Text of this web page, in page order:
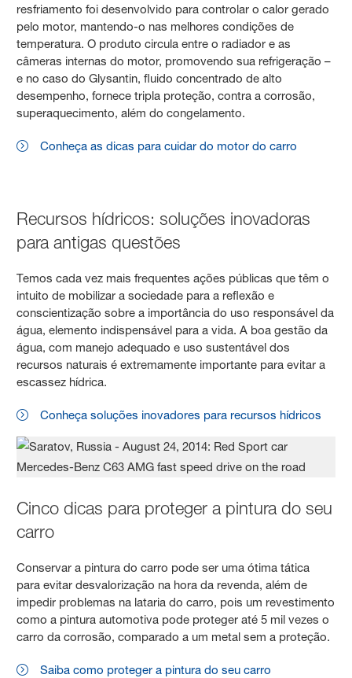
resfriamento foi desenvolvido para controlar o calor gerado
pelo motor, mantendo-o nas melhores condições de
temperatura. O produto circula entre o radiador e as
câmeras internas do motor, promovendo sua refrigeração –
e no caso do Glysantin, fluido concentrado de alto
desempenho, fornece tripla proteção, contra a corrosão,
superaquecimento, além do congelamento.
Conheça as dicas para cuidar do motor do carro
Recursos hídricos: soluções inovadoras
para antigas questões
Temos cada vez mais frequentes ações públicas que têm o
intuito de mobilizar a sociedade para a reflexão e
conscientização sobre a importância do uso responsável da
água, elemento indispensável para a vida. A boa gestão da
água, com manejo adequado e uso sustentável dos
recursos naturais é extremamente importante para evitar a
escassez hídrica.
Conheça soluções inovadores para recursos hídricos
Cinco dicas para proteger a pintura do seu
carro
Conservar a pintura do carro pode ser uma ótima tática
para evitar desvalorização na hora da revenda, além de
impedir problemas na lataria do carro, pois um revestimento
como a pintura automotiva pode proteger até 5 mil vezes o
carro da corrosão, comparado a um metal sem a proteção.
Saiba como proteger a pintura do seu carro